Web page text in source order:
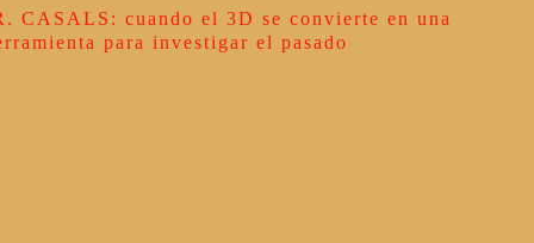
CASALS: cuando el 3D se convierte en una
para investigar el pasado